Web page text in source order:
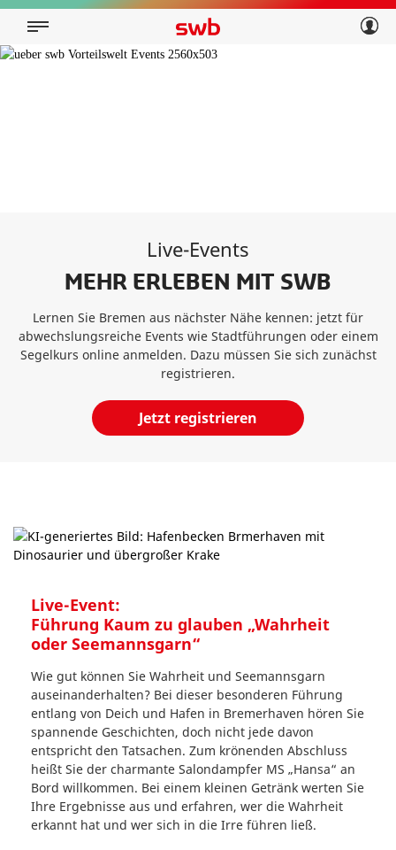
Privatkunden
Geschäftskunden
Live-Events
MEHR ERLEBEN MIT SWB
Lernen Sie Bremen aus nächster Nähe kennen: jetzt für
abwechslungsreiche Events wie Stadtführungen oder einem
Segelkurs online anmelden. Dazu müssen Sie sich zunächst
registrieren.
Jetzt registrieren
Live-Event:
Führung Kaum zu glauben „Wahrheit
oder Seemannsgarn“
Wie gut können Sie Wahrheit und Seemannsgarn
auseinanderhalten? Bei dieser besonderen Führung
entlang von Deich und Hafen in Bremerhaven hören Sie
spannende Geschichten, doch nicht jede davon
entspricht den Tatsachen. Zum krönenden Abschluss
heißt Sie der charmante Salondampfer MS „Hansa“ an
Bord willkommen. Bei einem kleinen Getränk werten Sie
Ihre Ergebnisse aus und erfahren, wer die Wahrheit
erkannt hat und wer sich in die Irre führen ließ.